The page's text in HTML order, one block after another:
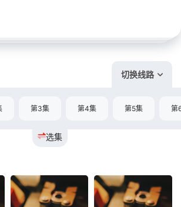
切换线路
选集
第3集 第4集 第5集 第